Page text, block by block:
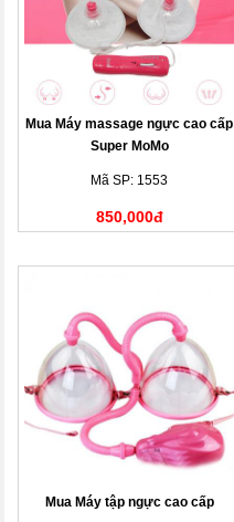
Mua Máy massage ngực cao cấp
Super MoMo
Mã SP: 1553
850,000đ
Mua Máy tập ngực cao cấp